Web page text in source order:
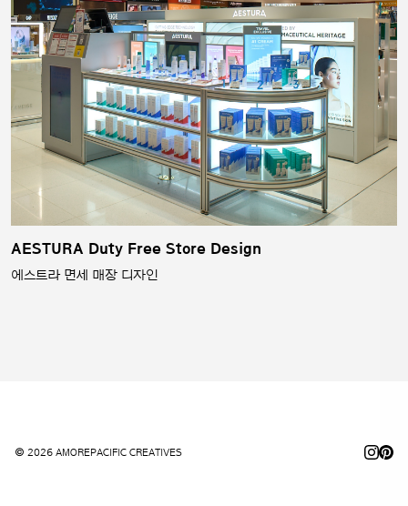
AESTURA Duty Free Store Design
에스트라 면세 매장 디자인
© 2026 AMOREPACIFIC CREATIVES